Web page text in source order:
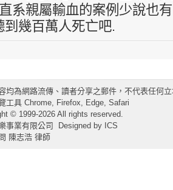
系親屬輸血的案例少說也
到幾百萬人死亡吧.
均為網路流傳、讀者分享之郵件，不代表任何
工具 Chrome, Firefox, Edge, Safari
© 1999-2026 All rights reserved.
事業有限公司
Designed by ICS
陳志浩 律師